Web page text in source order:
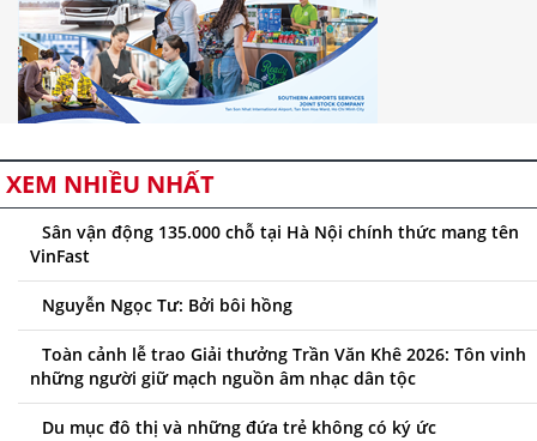
XEM NHIỀU NHẤT
Sân vận động 135.000 chỗ tại Hà Nội chính thức mang tên
VinFast
Nguyễn Ngọc Tư: Bởi bôi hồng
Toàn cảnh lễ trao Giải thưởng Trần Văn Khê 2026: Tôn vinh
những người giữ mạch nguồn âm nhạc dân tộc
Du mục đô thị và những đứa trẻ không có ký ức